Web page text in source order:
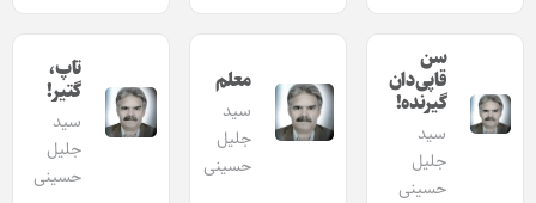
سن
قاپی‌دان
گیرنده!
سید
جلیل
حسینی
معلم
سید
جلیل
حسینی
تاپ،
گتیر!
سید
جلیل
حسینی